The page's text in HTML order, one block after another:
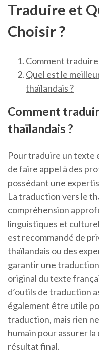
Traduire et
Choisir ?
Comment
Quel est le
thaïlandais ?
Comment
thaïlandais ?
Pour traduire un texte
de faire appel à des
possédant une
La traduction vers le
compréhension
linguistiques et
est recommandé de
thaïlandais ou des
garantir une
original du texte
d’outils de traduction
également être utile
traduction, mais rien
humain pour assurer
résultat final.